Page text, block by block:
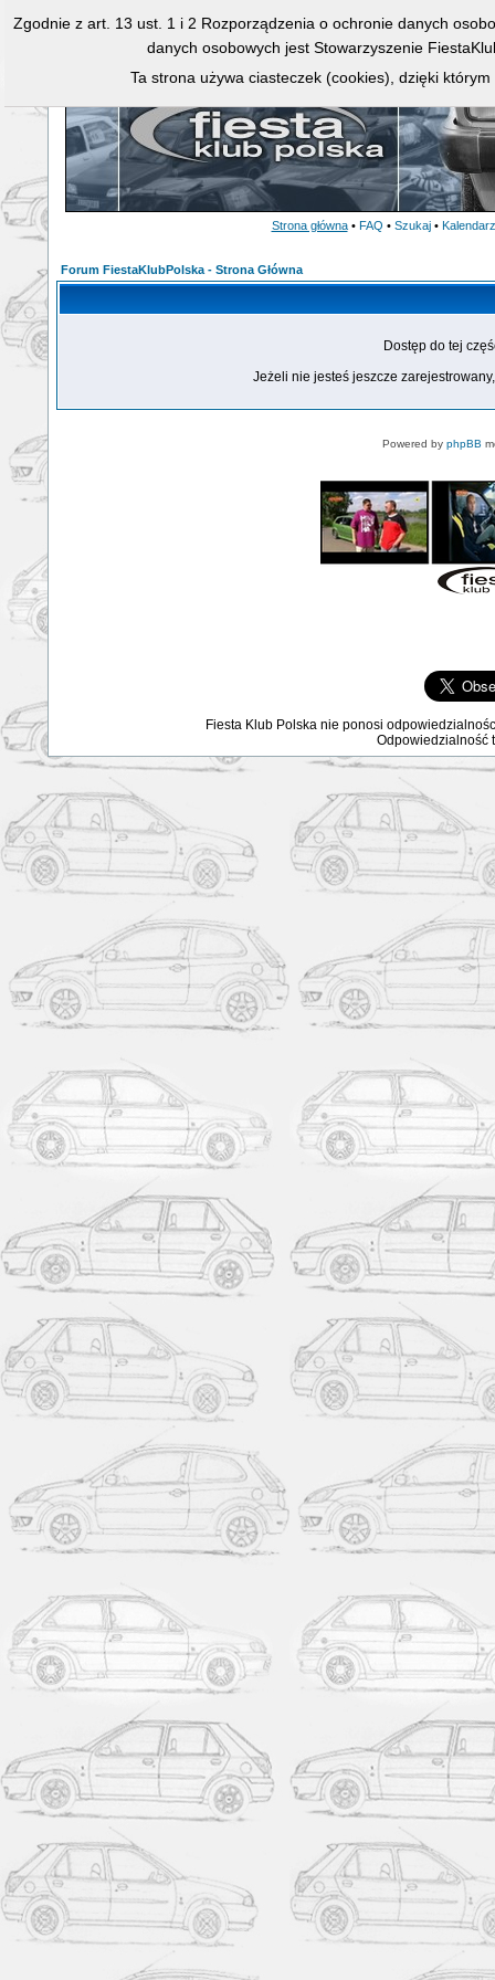
Strona główna • FAQ • Szukaj • Kalendarz
Forum FiestaKlubPolska - Strona Główna
Dostęp do tej
Jeżeli nie jesteś jeszcze
Powered by phpBB
Fiesta Klub Polska nie ponosi
Odpowiedzialność
Zgodnie z art. 13 ust. 1 i 2 Rozporządzenia o ochronie danych
danych osobowych jest Stowarzyszenie
Ta strona używa ciasteczek (cookies), dzięki